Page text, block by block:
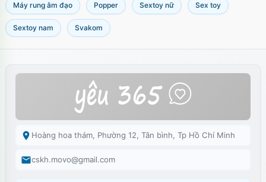
Tính năng của sản phẩm được tích hợp trên phần thân của trứng
rung
Máy rung âm đạo Popper Sextoy nữ Sex toy
Sextoy nam Svakom
Hoàng hoa thám, Phường 12, Tân bình, Tp Hồ Chí Minh
cskh.movo@gmail.com